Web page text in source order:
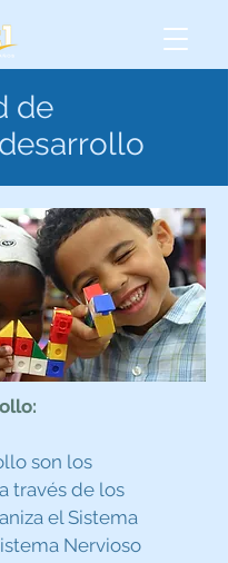
de
son los
través de los
el Sistema
Nervioso